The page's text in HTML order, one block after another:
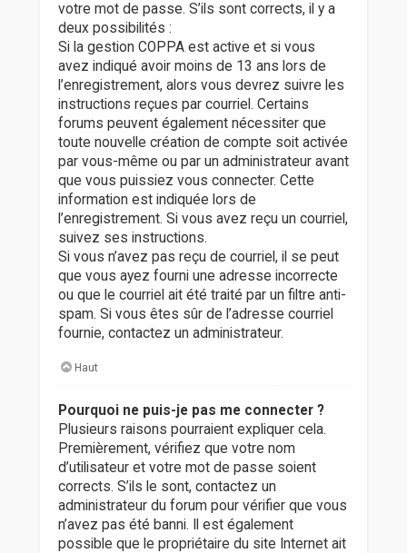
votre mot de passe. S’ils sont corrects, il y a
deux possibilités :
Si la gestion COPPA est active et si vous
avez indiqué avoir moins de 13 ans lors de
l’enregistrement, alors vous devrez suivre les
instructions reçues par courriel. Certains
forums peuvent également nécessiter que
toute nouvelle création de compte soit activée
par vous-même ou par un administrateur avant
que vous puissiez vous connecter. Cette
information est indiquée lors de
l’enregistrement. Si vous avez reçu un courriel,
suivez ses instructions.
Si vous n’avez pas reçu de courriel, il se peut
que vous ayez fourni une adresse incorrecte
ou que le courriel ait été traité par un filtre anti-
spam. Si vous êtes sûr de l’adresse courriel
fournie, contactez un administrateur.
Haut
Pourquoi ne puis-je pas me connecter ?
Plusieurs raisons pourraient expliquer cela.
Premièrement, vérifiez que votre nom
d’utilisateur et votre mot de passe soient
corrects. S’ils le sont, contactez un
administrateur du forum pour vérifier que vous
n’avez pas été banni. Il est également
possible que le propriétaire du site Internet ait